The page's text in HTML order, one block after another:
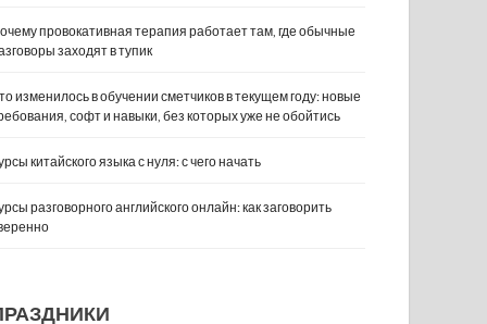
провокативная терапия работает там, где обычные
заходят в тупик
изменилось в обучении сметчиков в текущем году: новые
софт и навыки, без которых уже не обойтись
китайского языка с нуля: с чего начать
разговорного английского онлайн: как заговорить